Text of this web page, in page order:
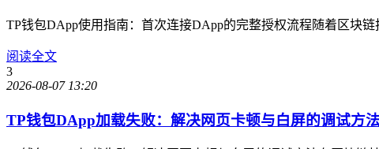
TP钱包DApp使用指南：首次连接DApp的完整授权流程随着区块
阅读全文
3
2026-08-07 13:20
TP钱包DApp加载失败：解决网页卡顿与白屏的调试方